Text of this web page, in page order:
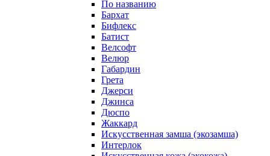
По названию
Бархат
Бифлекс
Батист
Велсофт
Велюр
Габардин
Грета
Джерси
Джинса
Дюспо
Жаккард
Искусственная замша (экозамша)
Интерлок